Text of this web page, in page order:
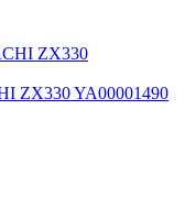
ZX330 YA00001490